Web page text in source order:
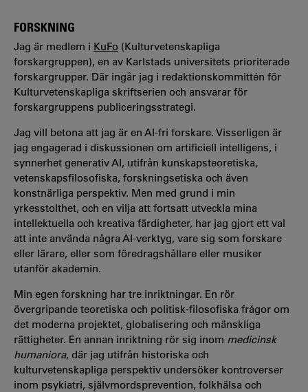
FORSKNING
Jag är medlem i KuFo (Kulturvetenskapliga
forskargruppen), en av Karlstads universitets prioriterade
forskargrupper. Där ingår jag i redaktionskommittén för
Kulturvetenskapliga skriftserien och ansvarar för
forskargruppens publiceringsstrategi.
Jag vill betona att jag är en AI-fri forskare. Visserligen är
jag engagerad i diskussionen om artificiell intelligens, i
synnerhet generativ AI, utifrån kunskapsteoretiska,
vetenskapsfilosofiska, forskningsetiska och även
konstnärliga perspektiv. Men med grund i min
yrkesstolthet, och en vilja att fortsatt utveckla mina
intellektuella och kreativa färdigheter, har jag gjort ett val
att inte använda några AI-verktyg, vare sig som forskare
eller lärare, eller som föredragshållare eller musiker
utanför akademin.
Min egen forskning har tre inriktningar. En rör
övergripande teoretiska och politisk-filosofiska frågor om
det moderna projektet, globalisering och mänskliga
rättigheter. En annan inriktning rör sig inom medicinsk
humaniora, där jag utifrån historiska och
kulturvetenskapliga perspektiv undersöker kontroverser
inom psykiatri, självmordsprevention, folkhälsa och